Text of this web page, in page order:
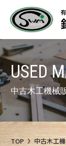
USED
中古木工機械
TOP 中古木工